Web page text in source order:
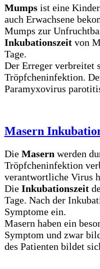
Mumpsist eine
auch Erwachsene
Mumps zur
Inkubationszeitvon
Tage.
Der Erreger verbreitet
Tröpfcheninfektion.
Paramyxovirus
Masern
Die Masern werden
Tröpfcheninfektion
verantwortliche Virus
Die Inkubationszeit
Tage. Nach der
Symptome ein.
Masern haben ein
Symptom und zwar
des Patienten bildet